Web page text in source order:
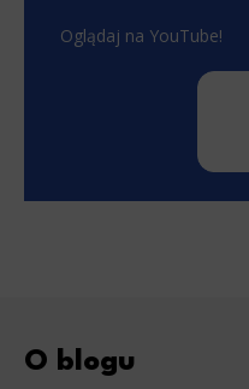
Oglądaj na YouTube!
O blogu